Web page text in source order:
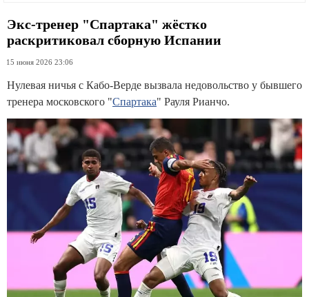
Экс-тренер "Спартака" жёстко
раскритиковал сборную Испании
15 июня 2026 23:06
Нулевая ничья с Кабо-Верде вызвала недовольство у бывшего
тренера московского "Спартака" Рауля Рианчо.